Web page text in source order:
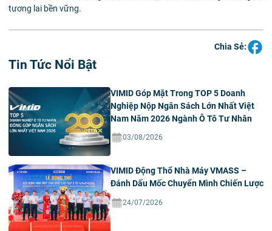
tương lai bền vững.
Chia Sẻ:
Tin Tức Nổi Bật
VIMID Góp Mặt Trong TOP 5 Doanh
Nghiệp Nộp Ngân Sách Lớn Nhất Việt
Nam Năm 2026 Ngành Ô Tô Tư Nhân
03/08/2026
VIMID Động Thổ Nhà Máy VMASS –
Đánh Dấu Mốc Chuyển Mình Chiến Lược
24/07/2026